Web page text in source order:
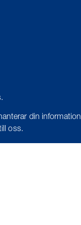
din information
oss.